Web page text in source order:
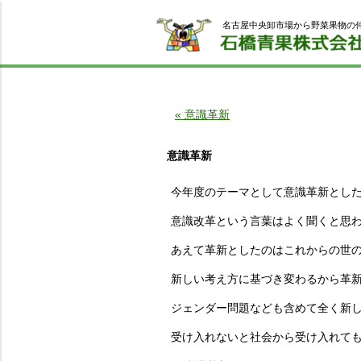
名古屋中央卸市場から野菜果物の
« 意識革新
意識革新
今年度のテーマとして意識革新とした
意識改革という言葉はよく聞くと思
あえて革新としたのはこれからの世
新しい考え方に基づき変わるから革新
ジェンダー問題なども含めて全く新
受け入れないと社会から受け入れて